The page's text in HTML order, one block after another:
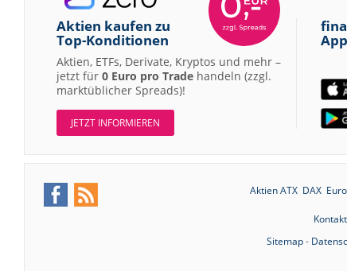
Aktien kaufen zu
Top-Konditionen
Aktien, ETFs, Derivate, Kryptos und mehr –
jetzt für 0 Euro pro Trade handeln (zzgl.
marktüblicher Spreads)!
JETZT INFORMIEREN
Aktien ATX DAX
Kontakt
Sitemap-